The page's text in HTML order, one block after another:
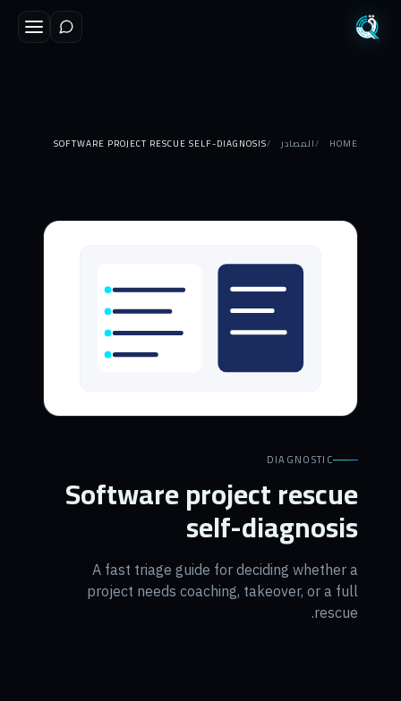
HOME المصادر SOFTWARE PROJECT RESCUE SELF-DIAGNOSIS
DIAGNOSTIC
Software project rescue
self-diagnosis
A fast triage guide for deciding whether a
project needs coaching, takeover, or a full
rescue.